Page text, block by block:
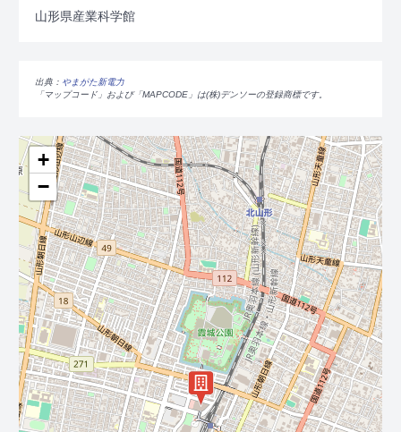
山形県産業科学館
出典： やまがた新電力
「マップコード」および「MAPCODE」は(株)デンソーの登録商標です。
+
−